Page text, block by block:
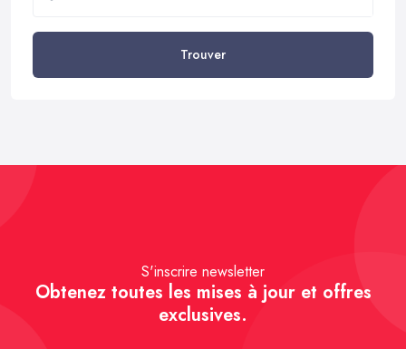
Trouver
S'inscrire newsletter
Obtenez toutes les mises à jour et offres
exclusives.